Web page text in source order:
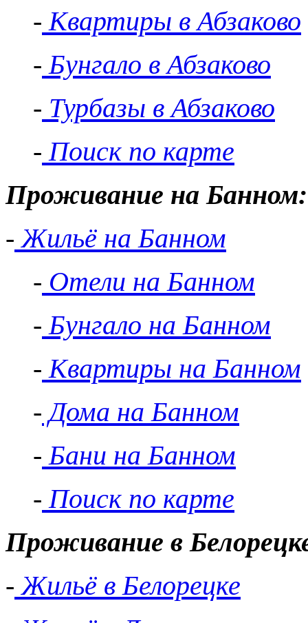
- Квартиры в Абзаково
- Бунгало в Абзаково
- Турбазы в Абзаково
- Поиск по карте
Проживание на Банном:
- Жильё на Банном
- Отели на Банном
- Бунгало на Банном
- Квартиры на Банном
- Дома на Банном
- Бани на Банном
- Поиск по карте
Проживание в
- Жильё в Белорецке